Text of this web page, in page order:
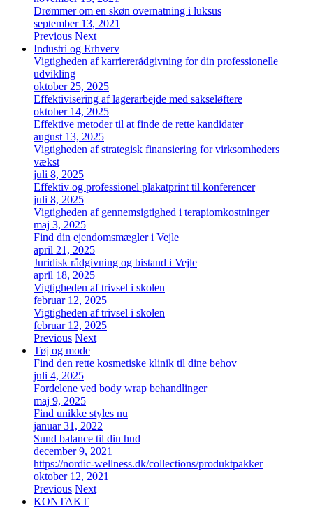
Drømmer om en skøn overnatning i luksus
september 13, 2021
Previous Next
Industri og Erhverv
Vigtigheden af karriererådgivning for din professionelle
udvikling
oktober 25, 2025
Effektivisering af lagerarbejde med sakseløftere
oktober 14, 2025
Effektive metoder til at finde de rette kandidater
august 13, 2025
Vigtigheden af strategisk finansiering for virksomheders
vækst
juli 8, 2025
Effektiv og professionel plakatprint til konferencer
juli 8, 2025
Vigtigheden af gennemsigtighed i terapiomkostninger
maj 3, 2025
Find din ejendomsmægler i Vejle
april 21, 2025
Juridisk rådgivning og bistand i Vejle
april 18, 2025
Vigtigheden af trivsel i skolen
februar 12, 2025
Vigtigheden af trivsel i skolen
februar 12, 2025
Previous Next
Tøj og mode
Find den rette kosmetiske klinik til dine behov
juli 4, 2025
Fordelene ved body wrap behandlinger
maj 9, 2025
Find unikke styles nu
januar 31, 2022
Sund balance til din hud
december 9, 2021
https://nordic-wellness.dk/collections/produktpakker
oktober 12, 2021
Previous Next
KONTAKT